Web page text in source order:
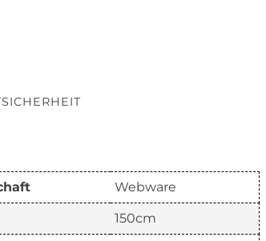
Webware
150cm